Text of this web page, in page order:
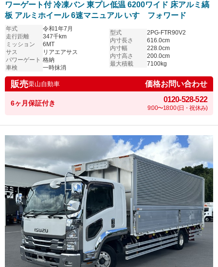
ワーゲート付 冷凍バン 東プレ低温 6200ワイド 床アルミ縞
板 アルミホイール 6速マニュアル いすゞフォワード
年式
令和1年7月
走行距離
347千km
ミッション
6MT
サス
リアエアサス
パワーゲート 格納
車検
一時抹消
型式
2PG-FTR90V2
内寸長さ
616.0cm
内寸幅
228.0cm
内寸高さ
200.0cm
最大積載
7100kg
販売栗山自動車 価格お問い合わせ
6ヶ月保証付き 0120-528-522
9:00〜18:00 (日・祝休み)